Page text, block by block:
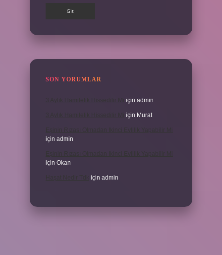
SON YORUMLAR
için admin
için Murat
için admin
için Okan
için admin